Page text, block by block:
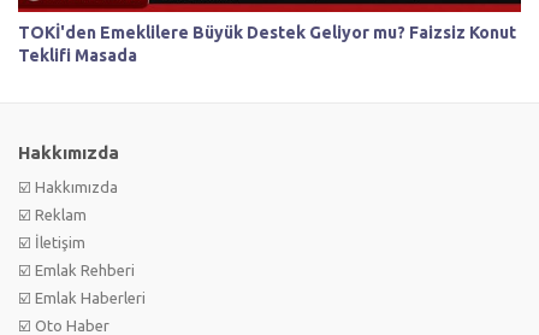
TOKİ'den Emeklilere Büyük Destek Geliyor mu? Faizsiz Konut
Teklifi Masada
Hakkımızda
☑️ Hakkımızda
☑️ Reklam
☑️ İletişim
☑️ Emlak Rehberi
☑️ Emlak Haberleri
☑️ Oto Haber